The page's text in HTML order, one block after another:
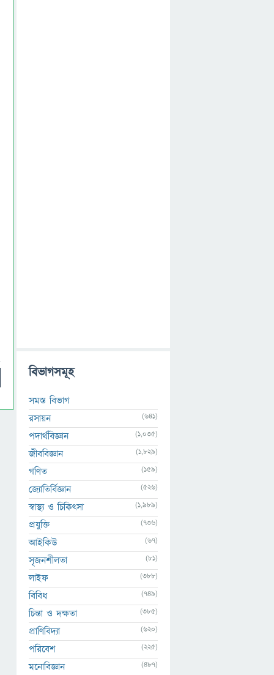
বিভাগসমূহ
সমস্ত বিভাগ
রসায়ন
(641)
পদার্থবিজ্ঞান (1,035)
জীববিজ্ঞান (1,829)
গণিত (159)
জ্যোতির্বিজ্ঞান (526)
স্বাস্থ্য ও চিকিৎসা (1,989)
প্রযুক্তি (736)
আইকিউ (67)
সৃজনশীলতা (81)
লাইফ (388)
বিবিধ (749)
চিন্তা ও দক্ষতা (385)
প্রাণিবিদ্যা (620)
পরিবেশ (225)
মনোবিজ্ঞান (487)